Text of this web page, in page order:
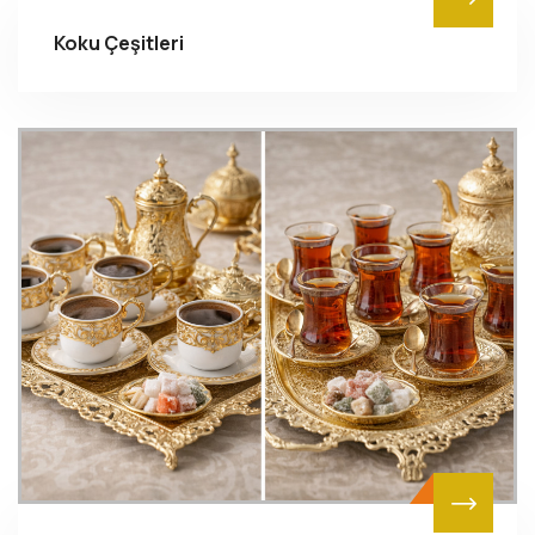
Koku Çeşitleri